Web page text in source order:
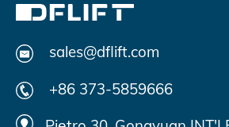
sales@dflift.com
+86 373-5859666